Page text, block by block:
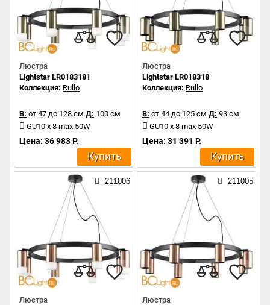
Люстра
Lightstar LR0183181
Коллекция: Rullo
В: от 47 до 128 см Д: 100 см
GU10 x 8 max 50W
Цена: 36 983 Р.
Купить
Люстра
Lightstar LR018318
Коллекция: Rullo
В: от 44 до 125 см Д: 93 см
GU10 x 8 max 50W
Цена: 31 391 Р.
Купить
211006
Люстра
211005
Люстра